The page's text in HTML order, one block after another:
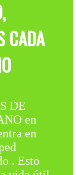
CADA
DE
en
en
. Esto